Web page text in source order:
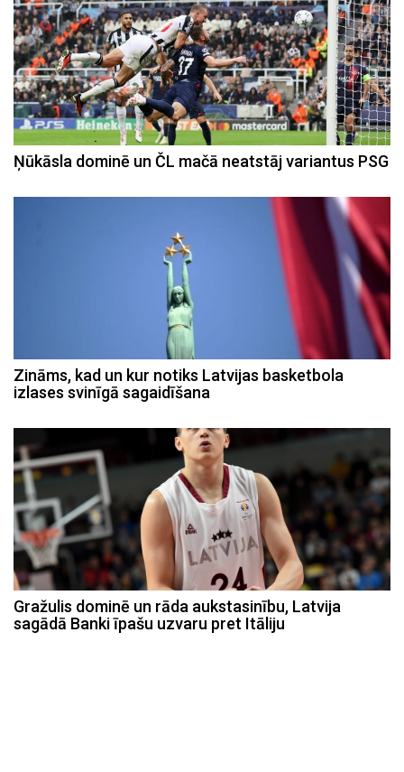
Ņūkāsla dominē un ČL mačā neatstāj variantus PSG
Zināms, kad un kur notiks Latvijas basketbola
izlases svinīgā sagaidīšana
Gražulis dominē un rāda aukstasinību, Latvija
sagādā Banki īpašu uzvaru pret Itāliju